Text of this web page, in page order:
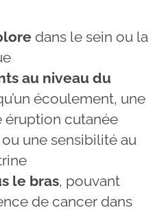
dans le sein ou la
au niveau du
écoulement, une
éruption cutanée
ou une sensibilité au
le bras, pouvant
de cancer dans